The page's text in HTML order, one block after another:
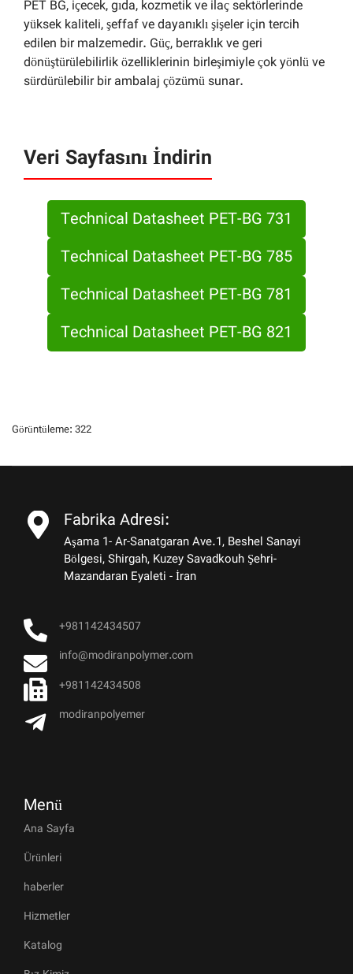
PET BG, içecek, gıda, kozmetik ve ilaç sektörlerinde
yüksek kaliteli, şeffaf ve dayanıklı şişeler için tercih
edilen bir malzemedir. Güç, berraklık ve geri
dönüştürülebilirlik özelliklerinin birleşimiyle çok yönlü ve
sürdürülebilir bir ambalaj çözümü sunar.
Veri Sayfasını İndirin
Technical Datasheet PET-BG 731
Technical Datasheet PET-BG 785
Technical Datasheet PET-BG 781
Technical Datasheet PET-BG 821
Görüntüleme: 322
Fabrika Adresi:
Aşama 1- Ar-Sanatgaran Ave.1, Beshel Sanayi
Bölgesi, Shirgah, Kuzey Savadkouh Şehri-
Mazandaran Eyaleti - İran
+981142434507
info@modiranpolymer.com
+981142434508
modiranpolyemer
Menü
Ana Sayfa
Ürünleri
haberler
Hizmetler
Katalog